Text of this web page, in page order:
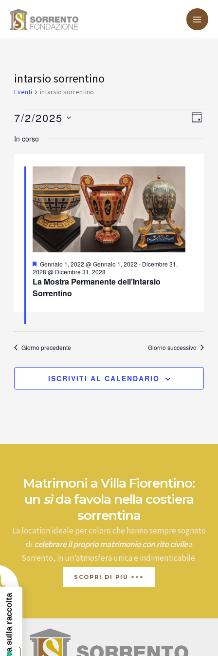
intarsio sorrentino
Eventi intarsio sorrentino
Eventi
for
Luglio
2,
2025
7/2/2025
In corso
La Mostra Permanente dell’Intarsio
Sorrentino
Segnalati
Gennaio 1, 2022 @ Gennaio 1, 2022 - Dicembre 31,
2028 @ Dicembre 31, 2028
Giorno precedente Giorno successivo
ISCRIVITI AL CALENDARIO
Matrimoni a Villa Fiorentino:
un sìda favola nella costiera
sorrentina
La location ideale per coloro che hanno sempre sognato
di celebrare il proprio matrimonio con rito civilea
Sorrento, in un’atmosfera unica e indimenticabile.
SCOPRI DI PIÙ >>>